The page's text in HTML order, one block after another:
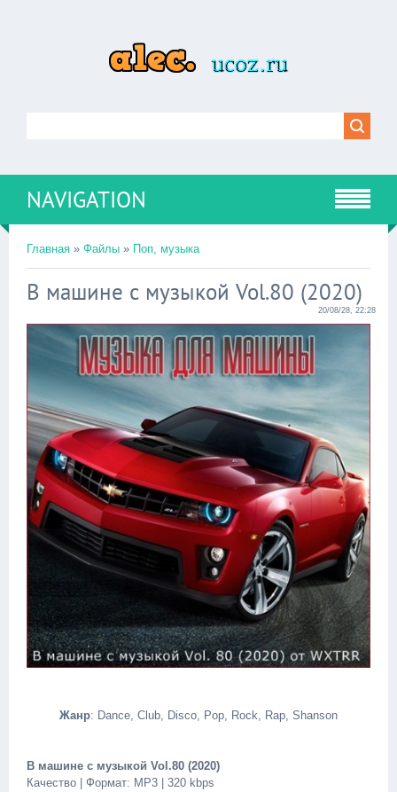
NAVIGATION
Главная » Файлы » Поп, музыка
В машине с музыкой Vol.80 (2020)
20/08/28, 22:28
Жанр: Dance, Club, Disco, Pop, Rock, Rap, Shanson
В машине с музыкой Vol.80 (2020)
Качество | Формат: MP3 | 320 kbps